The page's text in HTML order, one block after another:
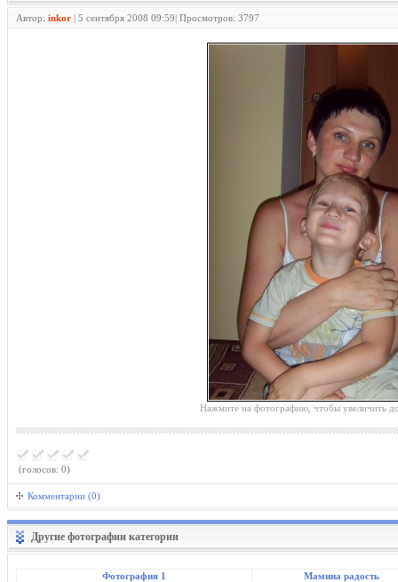
Автор: inkor | 5 сентября 2008 09:59| Просмотров: 3797
Нажмите на фотографию, чтобы увеличить
(голосов: 0)
Комментарии (0)
Другие фотографии категории
Фотография 1 Мамина радость